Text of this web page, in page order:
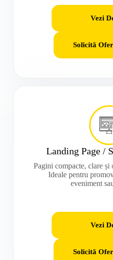
Vezi
Solicită
Landing Page /
Pagini compacte, clare și
Ideale pentru
eveniment
Vezi
Solicită